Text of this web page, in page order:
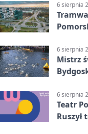
6 sierpnia
6 sierpnia
Mistrz
6 sierpnia
Teatr